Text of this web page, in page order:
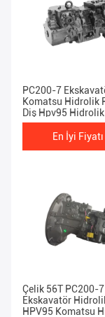
PC200-7
Komatsu Hidrolik
Diş Hpv95
En İyi Fiyatı
Çelik 56T PC200-
Ekskavatör
HPV95 Komatsu